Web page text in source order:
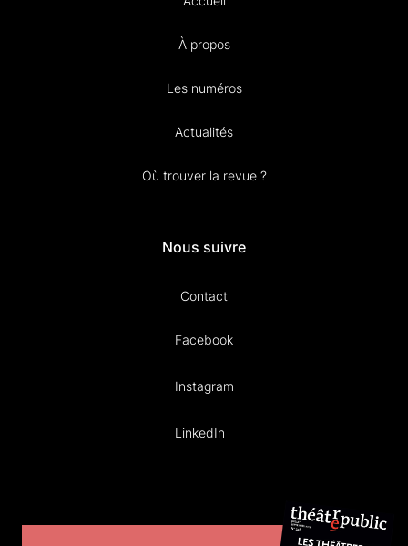
À propos
Les numéros
Actualités
Où trouver la revue ?
Nous suivre
Contact
Facebook
Instagram
LinkedIn